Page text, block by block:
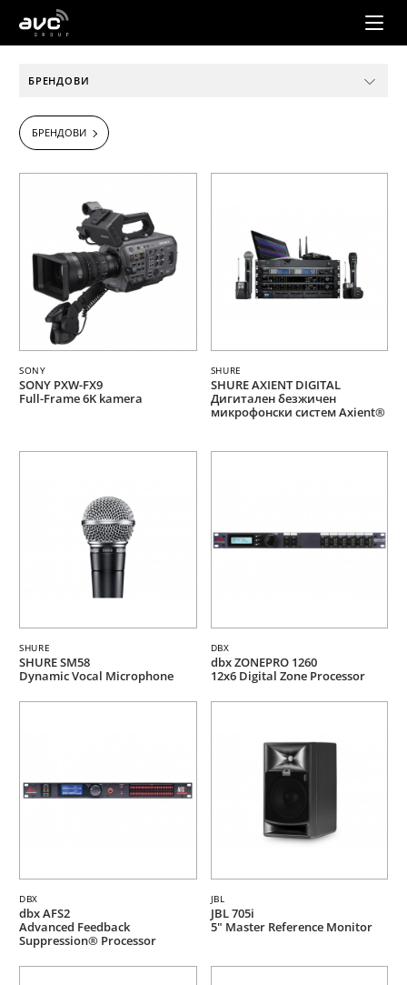
AVC
БРЕНДОВИ
БРЕНДОВИ
SONY
SONY PXW-FX9
Full-Frame 6K kamera
SHURE
SHURE AXIENT DIGITAL
Дигитален безжичен
микрофонски систем Axient®
SHURE
SHURE SM58
Dynamic Vocal Microphone
DBX
dbx ZONEPRO 1260
12x6 Digital Zone Processor
DBX
dbx AFS2
Advanced Feedback
Suppression® Processor
JBL
JBL 705i
5" Master Reference Monitor